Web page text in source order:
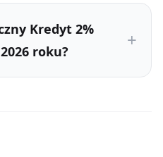
Kredyt 2%
roku?